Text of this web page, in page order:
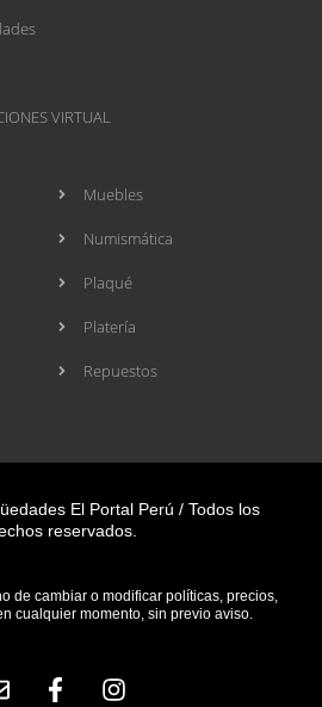
VIRTUAL
Muebles
Numismática
Plaqué
Platería
Repuestos
El Portal Perú / Todos los
reservados.
de cambiar o modificar políticas, precios,
cualquier momento, sin previo aviso.